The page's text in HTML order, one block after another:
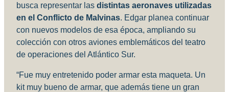
busca representar las distintas aeronaves utilizadas
en el Conflicto de Malvinas. Edgar planea continuar
con nuevos modelos de esa época, ampliando su
colección con otros aviones emblemáticos del teatro
de operaciones del Atlántico Sur.
“Fue muy entretenido poder armar esta maqueta. Un
kit muy bueno de armar, que además tiene un gran